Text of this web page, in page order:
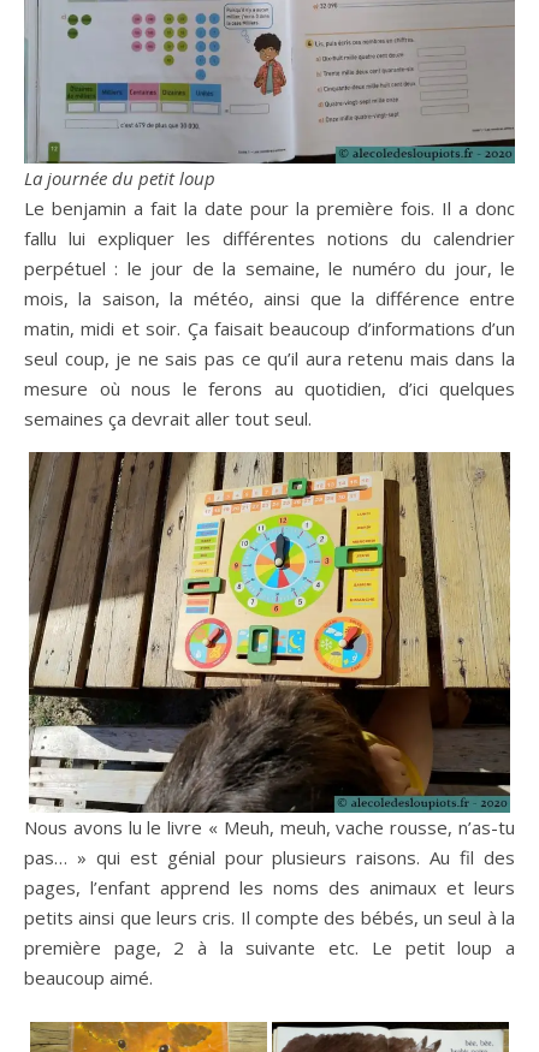
La journée du petit loup
Le benjamin a fait la date pour la première fois. Il a donc
fallu lui expliquer les différentes notions du calendrier
perpétuel : le jour de la semaine, le numéro du jour, le
mois, la saison, la météo, ainsi que la différence entre
matin, midi et soir. Ça faisait beaucoup d’informations d’un
seul coup, je ne sais pas ce qu’il aura retenu mais dans la
mesure où nous le ferons au quotidien, d’ici quelques
semaines ça devrait aller tout seul.
Nous avons lu le livre « Meuh, meuh, vache rousse, n’as-tu
pas… » qui est génial pour plusieurs raisons. Au fil des
pages, l’enfant apprend les noms des animaux et leurs
petits ainsi que leurs cris. Il compte des bébés, un seul à la
première page, 2 à la suivante etc. Le petit loup a
beaucoup aimé.